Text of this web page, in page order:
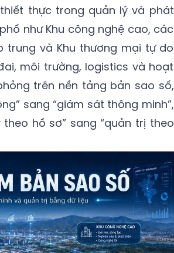
thực trong quản lý và phát
như Khu công nghệ cao, các
trung và Khu thương mại tự do
môi trường, logistics và hoạt
trên nền tảng bản sao số,
sang “giám sát thông minh”,
theo hồ sơ” sang “quản trị theo